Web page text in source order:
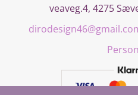
veaveg.4, 4275